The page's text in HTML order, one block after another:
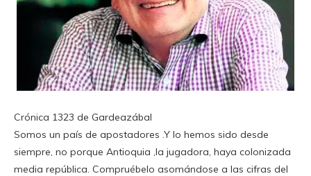
Crónica 1323 de Gardeazábal
Somos un país de apostadores .Y lo hemos sido desde
siempre, no porque Antioquia ,la jugadora, haya colonizada
media república. Compruébelo asomándose a las cifras del